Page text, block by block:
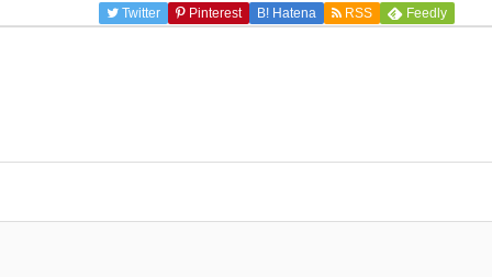
Twitter Pinterest B! Hatena RSS Feedly